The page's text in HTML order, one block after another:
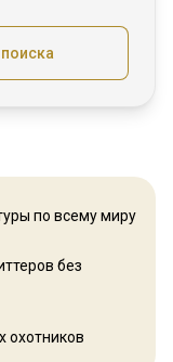
по всему миру
без
охотников